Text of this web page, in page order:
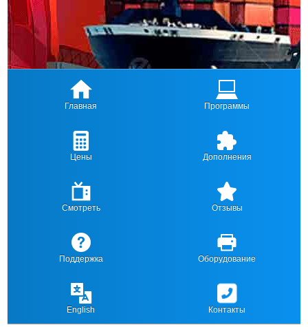
Главная Программы
Цены Дополнения
Смотреть Отзывы
Поддержка Оборудование
English Контакты